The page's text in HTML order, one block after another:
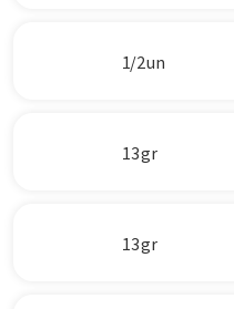
1/2 un
13 gr
13 gr